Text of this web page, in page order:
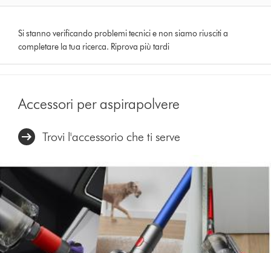
Si stanno verificando problemi tecnici e non siamo riusciti a
completare la tua ricerca. Riprova più tardi
Accessori per aspirapolvere
Trovi l'accessorio che ti serve